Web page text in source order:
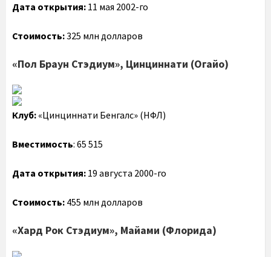
Дата открытия: 11 мая 2002-го
Стоимость:325 млн долларов
«Пол Браун Стэдиум», Цинциннати (Огайо)
Клуб: «Цинциннати Бенгалс» (НФЛ)
Вместимость: 65 515
Дата открытия: 19 августа 2000-го
Стоимость: 455 млн долларов
«Хард Рок Стэдиум», Майами (Флорида)